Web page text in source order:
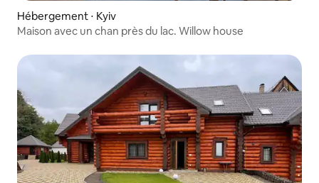
Hébergement ⋅ Kyiv
Maison avec un chan près du lac. Willow house